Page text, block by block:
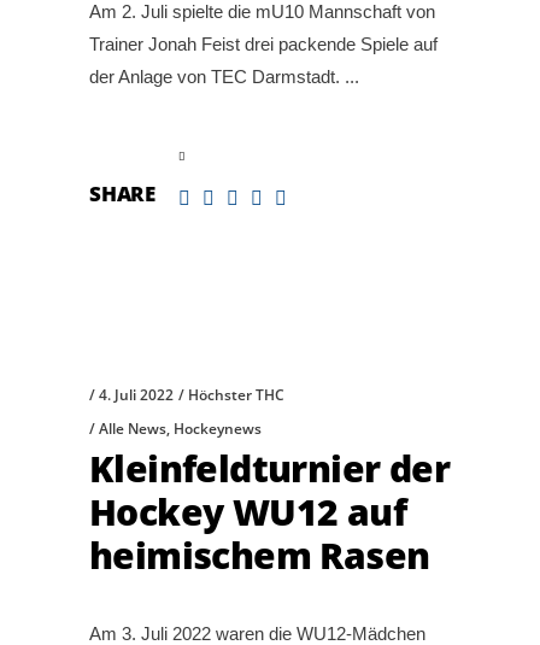
Am 2. Juli spielte die mU10 Mannschaft von
Trainer Jonah Feist drei packende Spiele auf
der Anlage von TEC Darmstadt.
SHARE
4. Juli 2022
Höchster THC
Alle News, Hockeynews
Kleinfeldturnier der
Hockey WU12 auf
heimischem Rasen
Am 3. Juli 2022 waren die WU12-Mädchen